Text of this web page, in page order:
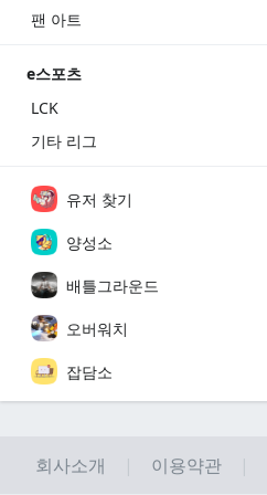
팬 아트
e스포츠
LCK
기타 리그
유저 찾기
양성소
배틀그라운드
오버워치
잡담소
회사소개 이용약관